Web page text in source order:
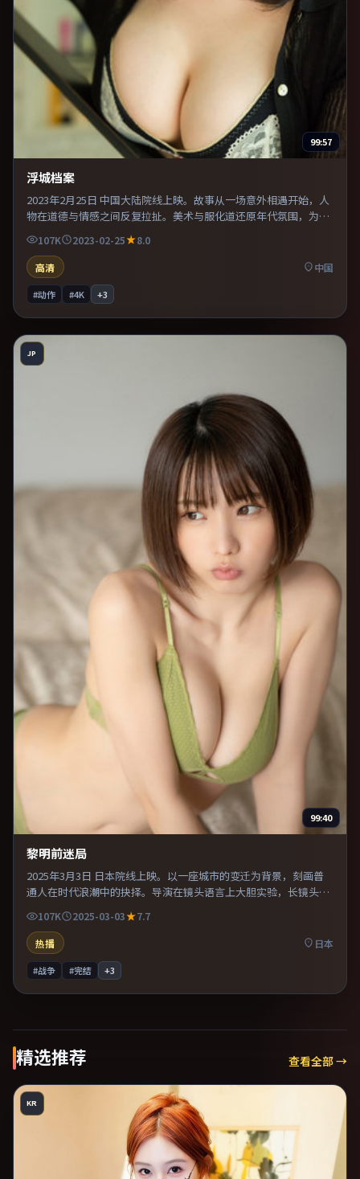
99:57
浮城档案
2023年2月25日 中国大陆院线上映。故事从一场意外相遇开始，人
物在道德与情感之间反复拉扯。美术与服化道还原年代氛围，为人
物动机提供可信支撑。既有类型片爽感，也保留作者表达，口碑潜
力不俗。
107K 2023-02-25
8.0
高清
中国
#动作 #4K +3
JP
99:40
黎明前迷局
2025年3月3日 日本院线上映。以一座城市的变迁为背景，刻画普
通人在时代浪潮中的抉择。导演在镜头语言上大胆实验，长镜头与
力不俗。
107K 2025-03-03
7.7
热播
日本
#战争 #完结 +3
精选推荐 查看全部 →
KR